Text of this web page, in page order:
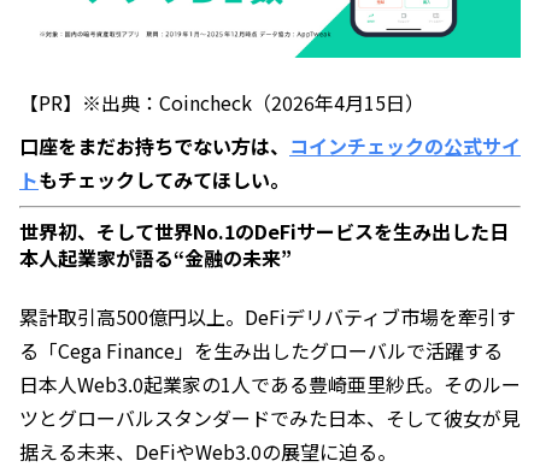
【PR】※出典：Coincheck（2026年4月15日）
口座をまだお持ちでない方は、 コインチェックの公式サイ
トもチェックしてみてほしい。
世界初、そして世界No.1のDeFiサービスを生み出した日
本人起業家が語る“金融の未来”
累計取引高500億円以上。DeFiデリバティブ市場を牽引す
る「Cega Finance」を生み出したグローバルで活躍する
日本人Web3.0起業家の1人である豊崎亜里紗氏。そのルー
ツとグローバルスタンダードでみた日本、そして彼女が見
据える未来、DeFiやWeb3.0の展望に迫る。